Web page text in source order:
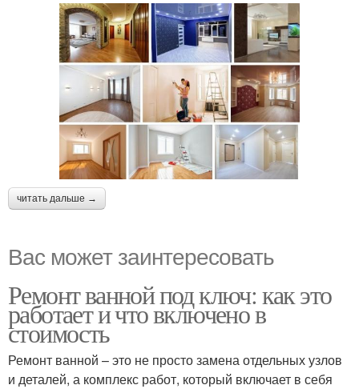
читать дальше →
Вас может заинтересовать
Ремонт ванной под ключ: как это
работает и что включено в
стоимость
Ремонт ванной – это не просто замена отдельных узлов
и деталей, а комплекс работ, который включает в себя